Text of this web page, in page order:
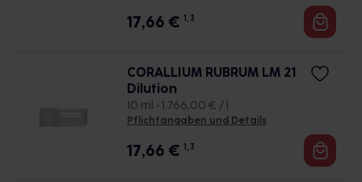
17,66 € 1, 3
CORALLIUM RUBRUM LM 21
Dilution
10 ml • 1.766,00 € / l
Pflichtangaben und Details
17,66 € 1, 3